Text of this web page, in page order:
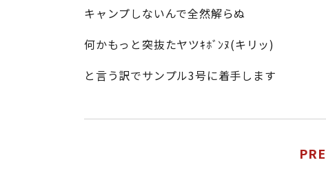
キャンプしないんで全然解らぬ
何かもっと突抜たヤツｷﾎﾞﾝﾇ(キリッ)
と言う訳でサンプル3号に着手します